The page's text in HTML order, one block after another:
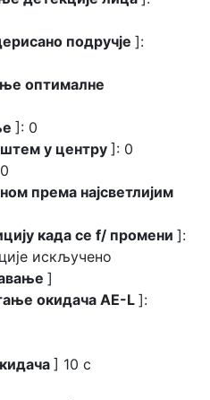
подручје ]:
оптималне
]: 0
у центру ]: 0
према најсветлијим
када се f/ промени ]:
искључено
]
окидача AE-L ]:
] 10 с